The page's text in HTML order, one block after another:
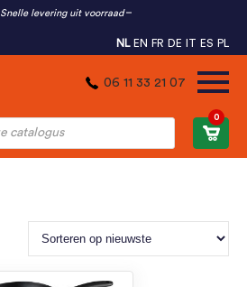
Snelle levering uit voorraad
NL EN FR DE IT ES PL
06 11 33 21 07
0